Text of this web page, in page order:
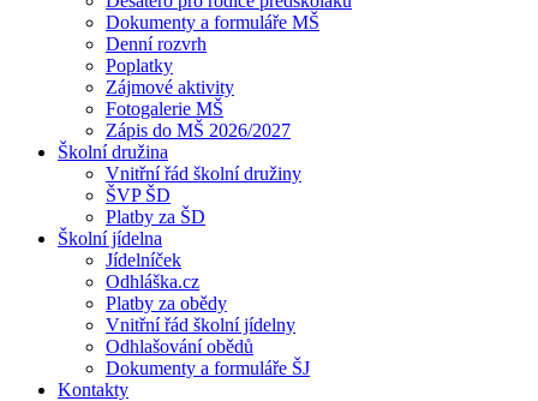
Dokumenty a formuláře MŠ
Denní rozvrh
Poplatky
Zájmové aktivity
Fotogalerie MŠ
Zápis do MŠ 2026/2027
Školní družina
Vnitřní řád školní družiny
ŠVP ŠD
Platby za ŠD
Školní jídelna
Jídelníček
Odhláška.cz
Platby za obědy
Vnitřní řád školní jídelny
Odhlašování obědů
Dokumenty a formuláře ŠJ
Kontakty